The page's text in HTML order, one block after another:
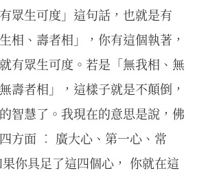
眾生可度」這句話，也就是有
相、壽者相」，你有這個執著，
有眾生可度。若是「無我相、無
壽者相」，這樣子就是不顛倒，
智慧了。我現在的意思是說，佛
方面 ︰ 廣大心、第一心、常
你具足了這四個心， 你就在這